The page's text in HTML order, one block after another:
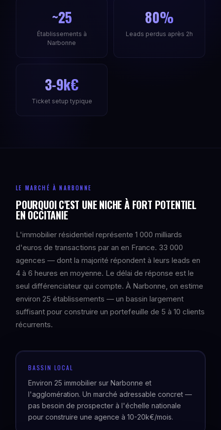
~25
Établissements à
Narbonne
80%
Leads perdus après 2h
3-9k€
Ticket setup typique
LE MARCHÉ À NARBONNE
POURQUOI C'EST UNE NICHE À FORT POTENTIEL
EN OCCITANIE
L'immobilier résidentiel représente 1 000 milliards
d'euros de transactions par an en France. 33 000
agences — dont la majorité répondent à leurs leads en
4 à 6 heures en moyenne. Le délai de réponse est le
seul différenciateur qui compte. À Narbonne, on estime
environ 25 établissements — un bassin largement
suffisant pour construire un portefeuille de 5 à 10 clients
récurrents.
BASSIN LOCAL
Environ 25 immobilier sur Narbonne et
l'agglomération. Un marché adressable concret —
pas besoin de prospecter à l'échelle nationale
pour construire une agence à 10-20k€/mois.